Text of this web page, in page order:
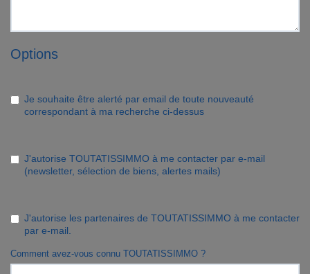
Options
Je souhaite être alerté par email de toute nouveauté
correspondant à ma recherche ci-dessus
J'autorise TOUTATISSIMMO à me contacter par e-mail
(newsletter, sélection de biens, alertes mails)
J'autorise les partenaires de TOUTATISSIMMO à me contacter
par e-mail.
Comment avez-vous connu TOUTATISSIMMO ?